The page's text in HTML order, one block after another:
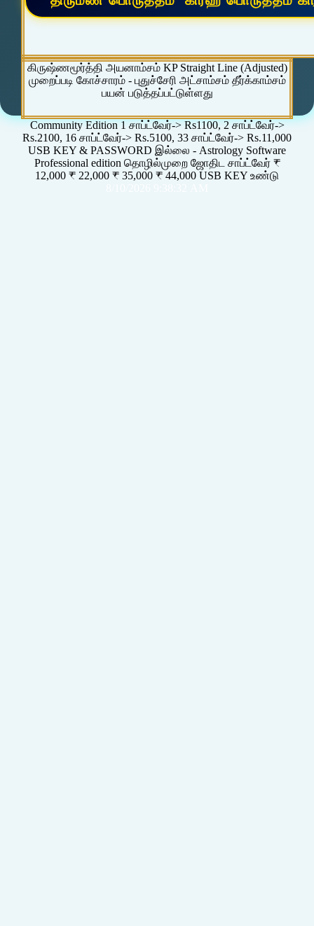
கிருஷ்ணமூர்த்தி அயனாம்சம் KP Straight Line (Adjusted)
முறைப்படி கோச்சாரம் - புதுச்சேரி அட்சாம்சம் தீர்க்காம்சம்
பயன் படுத்தப்பட்டுள்ளது
Community Edition 1 சாப்ட்வேர்-> Rs1100, 2 சாப்ட்வேர்->
Rs.2100, 16 சாப்ட்வேர்-> Rs.5100, 33 சாப்ட்வேர்-> Rs.11,000
USB KEY & PASSWORD இல்லை - Astrology Software
Professional edition தொழில்முறை ஜோதிட சாப்ட்வேர் ₹
12,000 ₹ 22,000 ₹ 35,000 ₹ 44,000 USB KEY உண்டு